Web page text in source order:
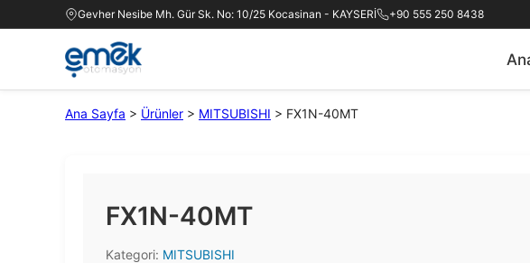
Gevher Nesibe Mh. Gür Sk. No: 10/25 Kocasinan - KAYSERİ +90 555 250 8438
Ana Sayfa > Ürünler > MITSUBISHI > FX1N-40MT
FX1N-40MT
Kategori: MITSUBISHI